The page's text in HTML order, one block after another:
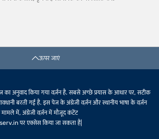
ऊपर जाएं
का अनुवाद किया गया वर्ज़न है. सबसे अच्छे प्रयास के आधार पर, सटीक
बरती गई है. इस पेज के अंग्रेजी वर्ज़न और स्थानीय भाषा के वर्ज़न
में, अंग्रेजी वर्ज़न में मौजूद कंटेंट
पर एक्सेस किया जा सकता है|